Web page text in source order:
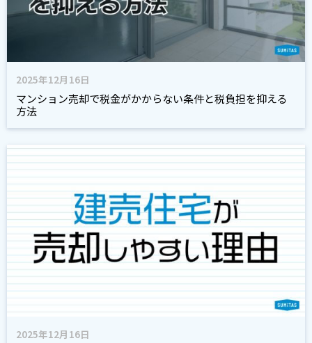
2025年12月16日
マンション売却で税金がかからない条件と税負担を抑える
方法
2025年12月16日